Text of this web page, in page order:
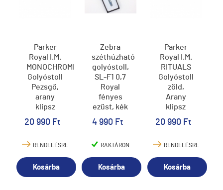
Parker
Royal I.M.
MONOCHROME
Golyóstoll
Pezsgő,
arany
klipsz
2172956
20 990 Ft
RENDELÉSRE
Kosárba
Zebra
széthúzható
golyóstoll,
SL-F1 0,7
Royal
fényes
ezüst, kék
betéttel
4 990 Ft
RAKTÁRON
Kosárba
Parker
Royal I.M.
RITUALS
Golyóstoll
zöld,
Arany
klipsz
2203894
20 990 Ft
RENDELÉSRE
Kosárba